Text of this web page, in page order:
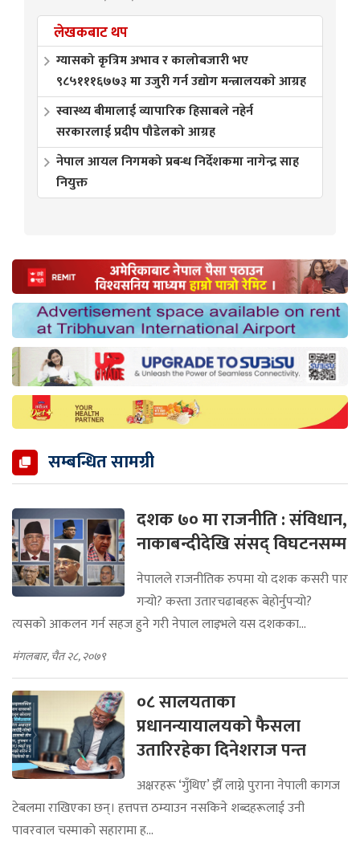
लेखकबाट थप
ग्यासको कृत्रिम अभाव र कालोबजारी भए
९८५१११६७७३ मा उजुरी गर्न उद्योग मन्त्रालयकाे आग्रह
स्वास्थ्य बीमालाई व्यापारिक हिसाबले नहेर्न
सरकारलाई प्रदीप पौडेलको आग्रह
नेपाल आयल निगमको प्रबन्ध निर्देशकमा नागेन्द्र साह
नियुक्त
सम्बन्धित सामग्री
दशक ७० मा राजनीति : संविधान,
नाकाबन्दीदेखि संसद् विघटनसम्म
नेपालले राजनीतिक रुपमा यो दशक कसरी पार
गर्‍यो? कस्ता उतारचढाबहरू बेहोर्नुपर्‍यो?
त्यसको आकलन गर्न सहज हुने गरी नेपाल लाइभले यस दशकका...
मंगलबार, चैत २८, २०७९
०८ सालयताका
प्रधानन्यायालयको फैसला
उतारिरहेका दिनेशराज पन्त
अक्षरहरू ‘गुँथिए’ झैँ लाग्ने पुराना नेपाली कागज
टेबलमा राखिएका छन्। हत्तपत्त ठम्याउन नसकिने शब्दहरूलाई उनी
पावरवाल चस्माको सहारामा ह...